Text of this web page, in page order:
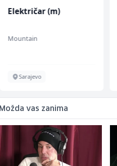
Električar (m)
Mountain
Sarajevo
Možda vas zanima